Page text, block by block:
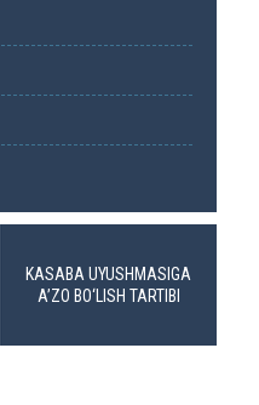
KASABA UYUSHMASIGA
A’ZO BO‘LISH TARTIBI